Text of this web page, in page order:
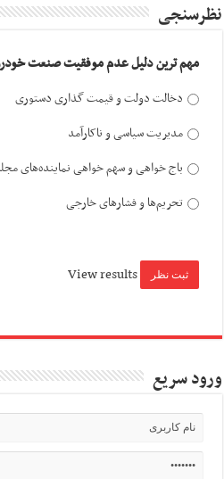
نظرسنجی
مهم ترین دلیل عدم موفقیت صنعت
دخالت دولت و قیمت گذاری دستوری
مدیریت سیاسی و ناکارآمد
باج خواهی و سهم خواهی نماینده‌های
تحریم‌ها و فشارهای خارجی
View results
ورود سریع